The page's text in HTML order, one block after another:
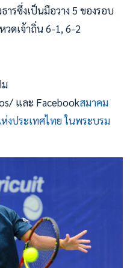
ารซึ่งเป็นมือวาง 5 ของรอบ
วดเจ้าถิ่น 6-1, 6-2
ม
และ Facebookสมาคม
ประเทศไทย ในพระบรม